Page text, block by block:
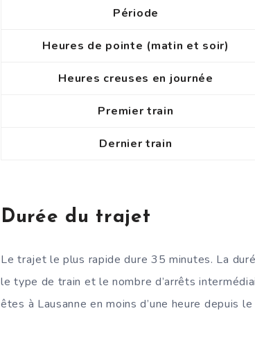
Période
Heures de pointe (matin et soir)
Heures creuses en journée
Premier train
Dernier train
Durée du trajet
Le trajet le plus rapide dure 35 minutes. La
le type de train et le nombre d’arrêts
êtes à Lausanne en moins d’une heure depuis